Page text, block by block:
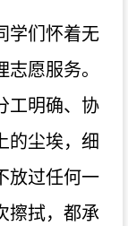
学们 怀着无
愿服务。
工明确、协
的尘埃，细
放过任何一
擦拭，都承